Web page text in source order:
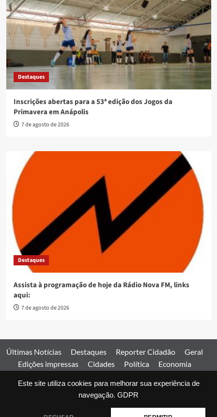
Este site utiliza cookies para melhorar sua experiência de
navegação. GDPR
Destaques
Inscrições abertas para a 53ª edição dos Jogos da
Primavera em Anápolis
7 de agosto de 2026
Destaques
Assista à programação de hoje da Rádio Nova FM, links
aqui:
7 de agosto de 2026
Últimas Notícias Destaques Reporter Cidadão
Geral
Edições impressas
Cidades Política
Economia
Comercial
Edições impressas Expediente Home